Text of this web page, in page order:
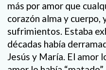
más por amor que
corazón alma y cuerpo,
sufrimientos. Estaba
décadas había
Jesús y María. El amor